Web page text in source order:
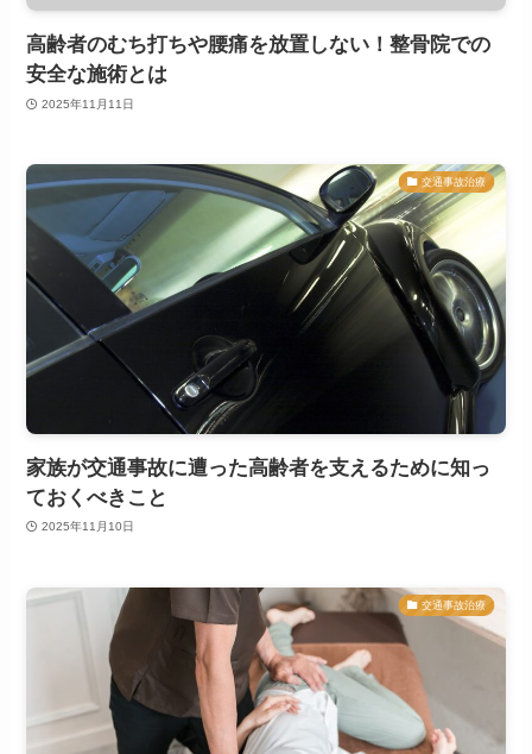
高齢者のむち打ちや腰痛を放置しない！整骨院での
安全な施術とは
2025年11月11日
交通事故治療
家族が交通事故に遭った高齢者を支えるために知っ
ておくべきこと
2025年11月10日
交通事故治療